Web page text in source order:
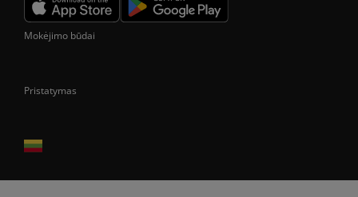
Mokėjimo būdai
Pristatymas